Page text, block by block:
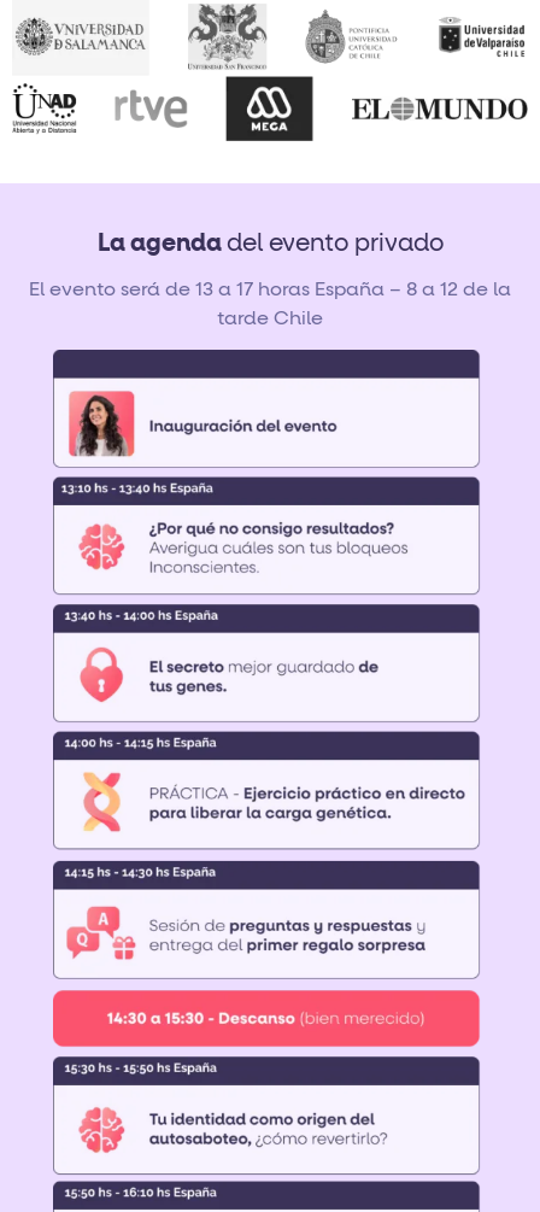
La agenda del evento privado
El evento será de 13 a 17 horas España – 8 a 12 de la
tarde Chile